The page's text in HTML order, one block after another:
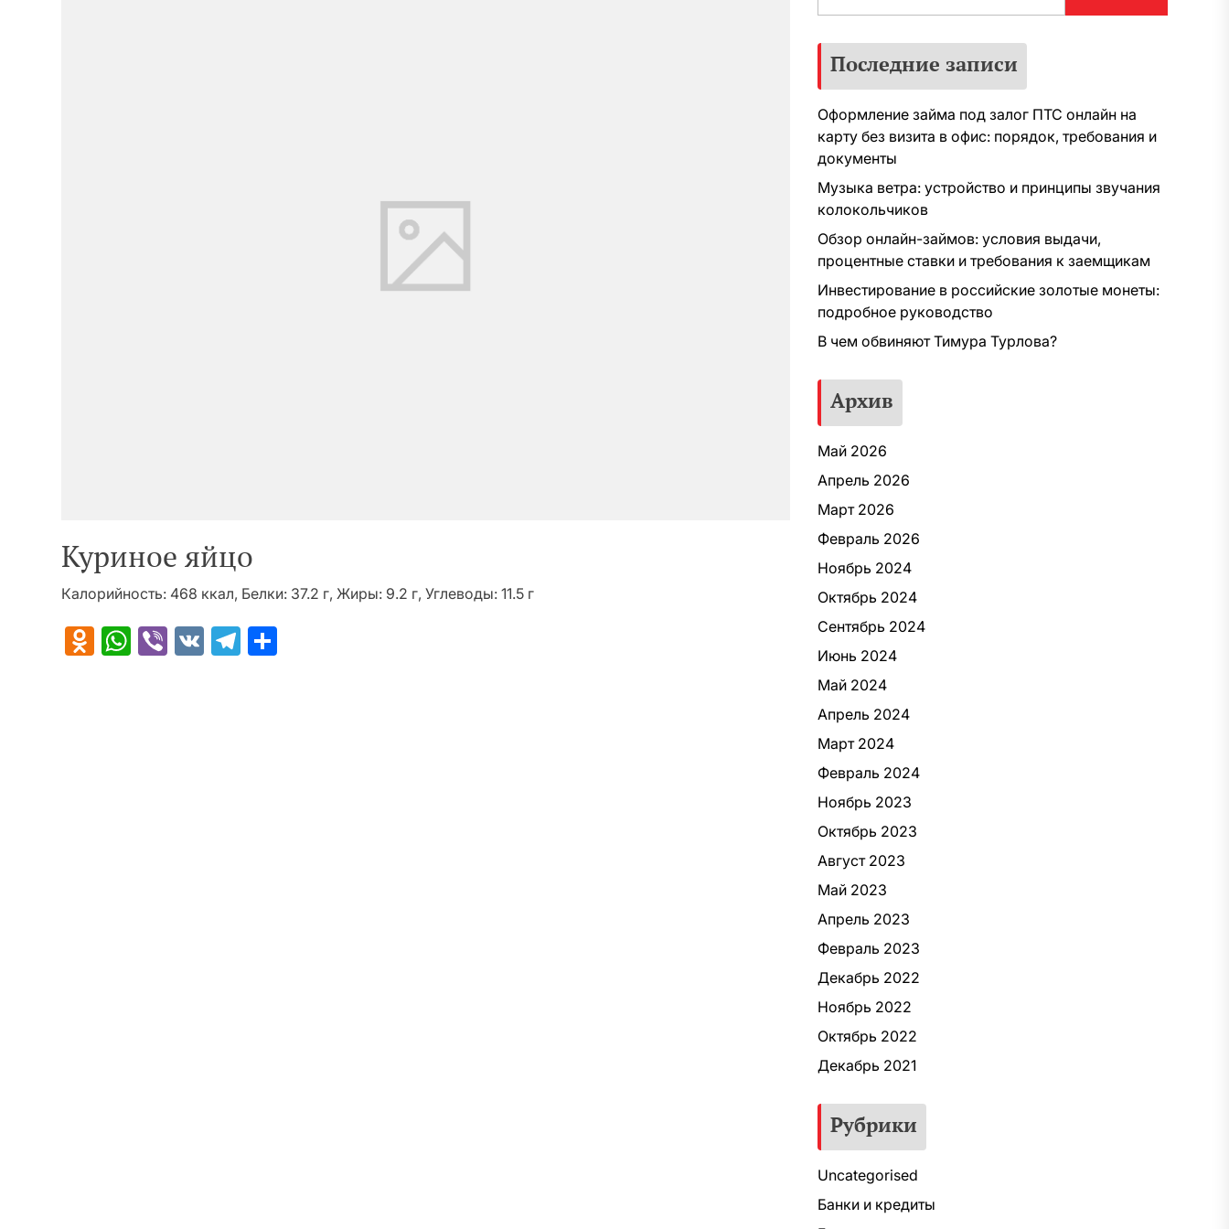
Куриное яйцо
Калорийность: 468 ккал, Белки: 37.2 г, Жиры: 9.2 г, Углеводы: 11.5 г
Odnoklassniki
WhatsApp
Viber
VK Telegram
Последние записи
Оформление займа под залог ПТС онлайн на
карту без визита в офис: порядок, требования и
документы
Музыка ветра: устройство и принципы звучания
колокольчиков
Обзор онлайн-займов: условия выдачи,
процентные ставки и требования к заемщикам
Инвестирование в российские золотые монеты:
подробное руководство
В чем обвиняют Тимура Турлова?
Архив
Май 2026
Апрель 2026
Март 2026
Февраль 2026
Ноябрь 2024
Октябрь 2024
Сентябрь 2024
Июнь 2024
Май 2024
Апрель 2024
Март 2024
Февраль 2024
Ноябрь 2023
Октябрь 2023
Август 2023
Май 2023
Апрель 2023
Февраль 2023
Декабрь 2022
Ноябрь 2022
Октябрь 2022
Декабрь 2021
Рубрики
Uncategorised
Банки и кредиты